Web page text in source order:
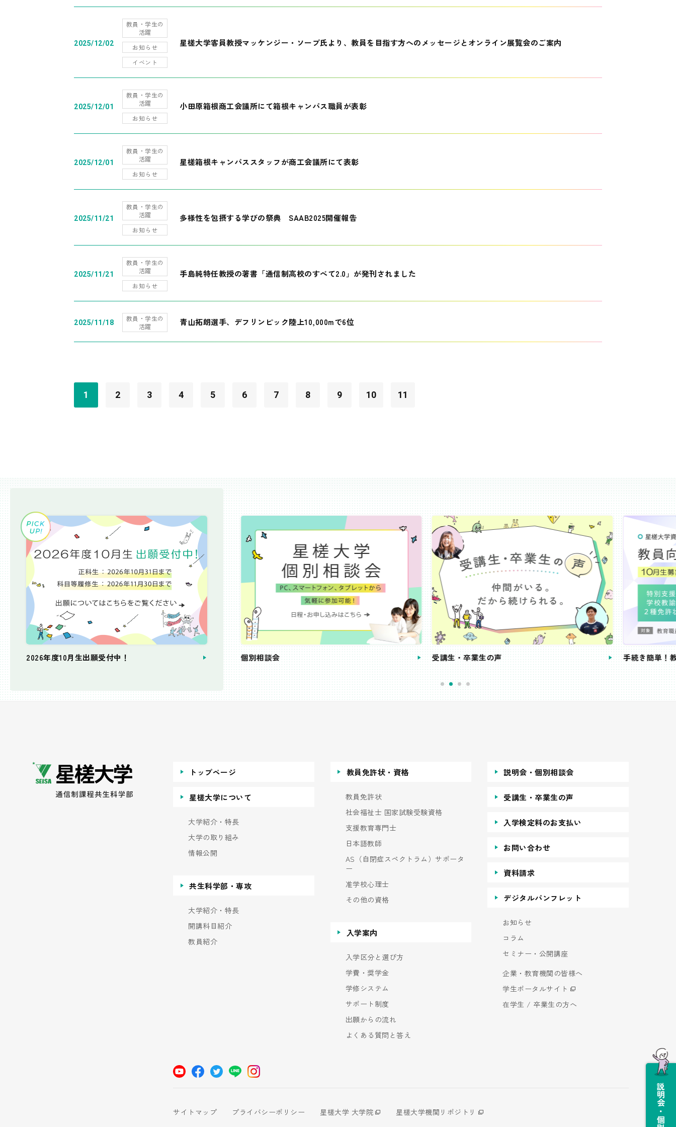
2025/12/02
教員・学生の
活躍
お知らせ
イベント
星槎大学客員教授マッケンジー・ソープ氏より、教員を目指す方へのメッセージとオンライン展覧会のご案内
2025/12/01
教員・学生の
活躍
お知らせ
小田原箱根商工会議所にて箱根キャンパス職員が表彰
2025/12/01
教員・学生の
活躍
お知らせ
星槎箱根キャンパススタッフが商工会議所にて表彰
2025/11/21
教員・学生の
活躍
お知らせ
多様性を包摂する学びの祭典 SAAB2025開催報告
2025/11/21
教員・学生の
活躍
お知らせ
手島純特任教授の著書「通信制高校のすべて2.0」が発刊されました
2025/11/18
教員・学生の
活躍
青山拓朗選手、デフリンピック陸上10,000mで6位
1 2 3 4 5 6 7 8 9 10 11
2026年度10月生出願受付中！
個別相談会 受講生・卒業生の声 手続き簡単！教員向け定額コース 教員免許状が
トップページ
星槎大学について
大学紹介・特長
大学の取り組み
情報公開
共生科学部・専攻
大学紹介・特長
開講科目紹介
教員紹介
教員免許状・資格
教員免許状
社会福祉士 国家試験受験資格
支援教育専門士
日本語教師
AS（自閉症スペクトラム）サポータ
ー
准学校心理士
その他の資格
入学案内
入学区分と選び方
学費・奨学金
学修システム
サポート制度
出願からの流れ
よくある質問と答え
説明会・個別相談会
受講生・卒業生の声
入学検定料のお支払い
お問い合わせ
資料請求
デジタルパンフレット
お知らせ
コラム
セミナー・公開講座
企業・教育機関の皆様へ
学生ポータルサイト
在学生 / 卒業生の方へ
サイトマップ プライバシーポリシー 星槎大学 大学院
星槎大学機関リポジトリ